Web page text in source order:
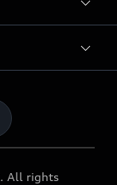
All rights